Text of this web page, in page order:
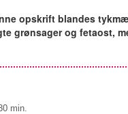
opskrift blandes
grønsager og fetaost,
min.